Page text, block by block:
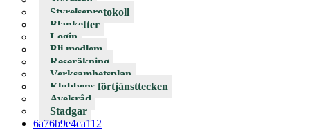
Styrelseprotokoll
Blanketter
Login
Bli medlem
Reseräkning
Verksamhetsplan
Klubbens förtjänsttecken
Avelsråd
Stadgar
6a76b9e4ca112